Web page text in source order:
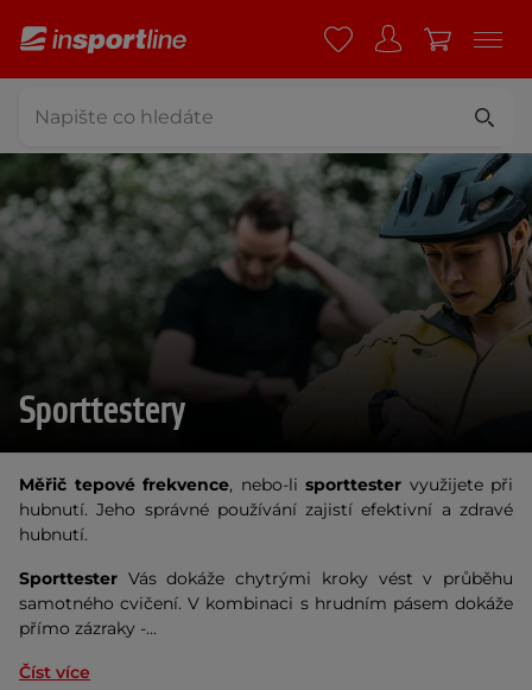
Sporttestery
Měřič tepové frekvence, nebo-li sporttester využijete při
hubnutí. Jeho správné používání zajistí efektivní a zdravé
hubnutí.
Sporttester Vás dokáže chytrými kroky vést v průběhu
samotného cvičení. V kombinaci s hrudním pásem dokáže
přímo zázraky -...
Číst více